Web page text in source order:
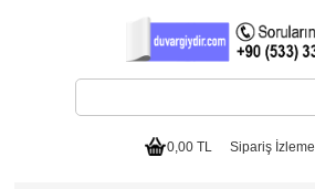
0,00 TL Sipariş İzleme